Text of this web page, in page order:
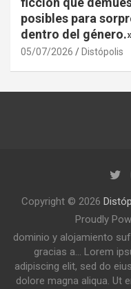
posibles para
dentro del
05/07/2026 Distópolis
Copyright © 2026
Proudly
dominio y alojamiento
gracias a... Lorem
adipiscing elit, sed do
dolore magna aliqua. Ut